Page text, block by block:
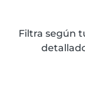
Filtra según